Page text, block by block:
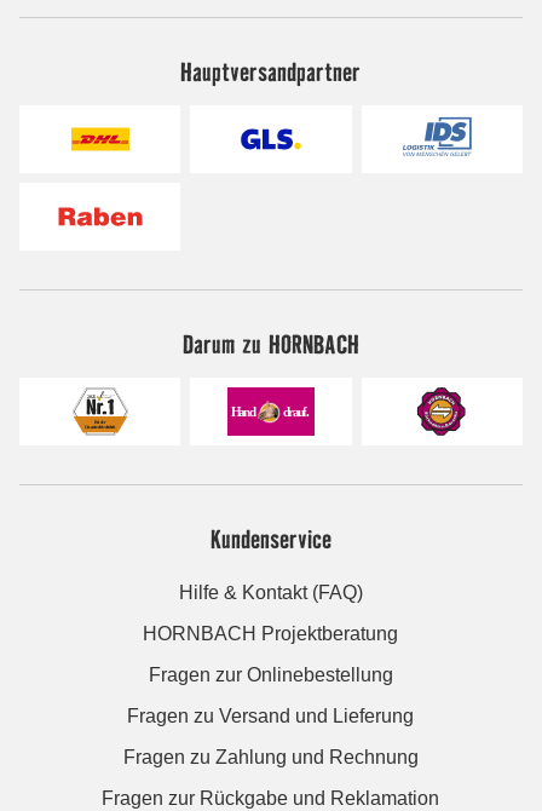
Hauptversandpartner
Darum zu HORNBACH
Kundenservice
Hilfe & Kontakt (FAQ)
HORNBACH Projektberatung
Fragen zur Onlinebestellung
Fragen zu Versand und Lieferung
Fragen zu Zahlung und Rechnung
Fragen zur Rückgabe und Reklamation